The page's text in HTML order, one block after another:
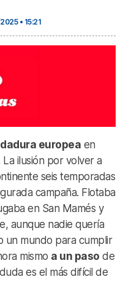
• 15:21
europea en
La ilusión por volver a
seis temporadas
campaña. Flotaba
en San Mamés y
aunque nadie quería
un mundo para cumplir
mismo a un paso de
es el más difícil de